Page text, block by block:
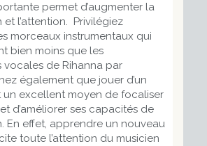
permet d’augmenter la
l’attention. Privilégiez
morceaux instrumentaux qui
bien moins que les
vocales de Rihanna par
également que jouer d’un
un excellent moyen de focaliser
d’améliorer ses capacités de
En effet, apprendre un nouveau
toute l’attention du musicien